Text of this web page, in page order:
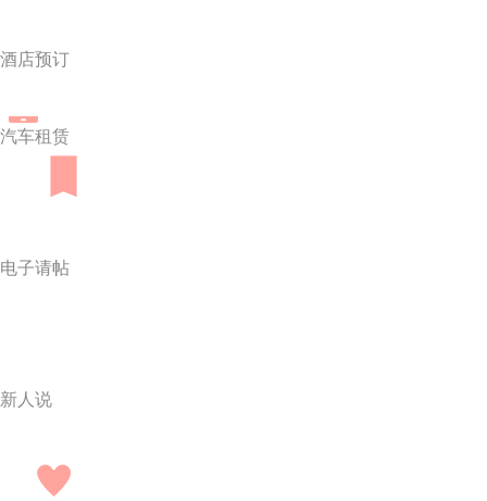
酒店预订
汽车租赁
电子请帖
新人说